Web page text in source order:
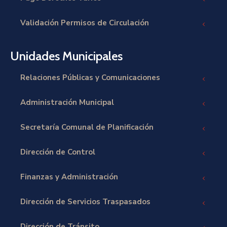
Validación Permisos de Circulación
Unidades Municipales
Relaciones Públicas y Comunicaciones
Administración Municipal
Secretaría Comunal de Planificación
Dirección de Control
Finanzas y Administración
Dirección de Servicios Traspasados